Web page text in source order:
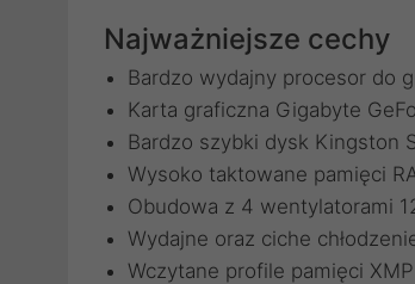
Najważniejsze cechy
Bardzo wydajny procesor do
Karta graficzna Gigabyte
Bardzo szybki dysk Kingston
Wysoko taktowane pamięci
Obudowa z 4 wentylatorami
Wydajne oraz ciche
Wczytane profile pamięci XMP